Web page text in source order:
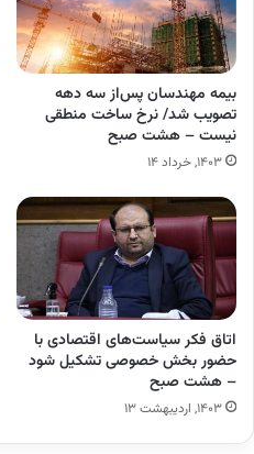
بیمه مهندسان پس‌از سه دهه
تصویب شد/ نرخ ساخت منطقی
نیست – هشت صبح
۱۴۰۳, خرداد ۱۴
اتاق فکر سیاست‌های اقتصادی با
حضور بخش خصوصی تشکیل شود
– هشت صبح
۱۴۰۳, اردیبهشت ۱۳